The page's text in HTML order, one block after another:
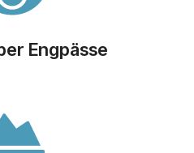
Engpässe